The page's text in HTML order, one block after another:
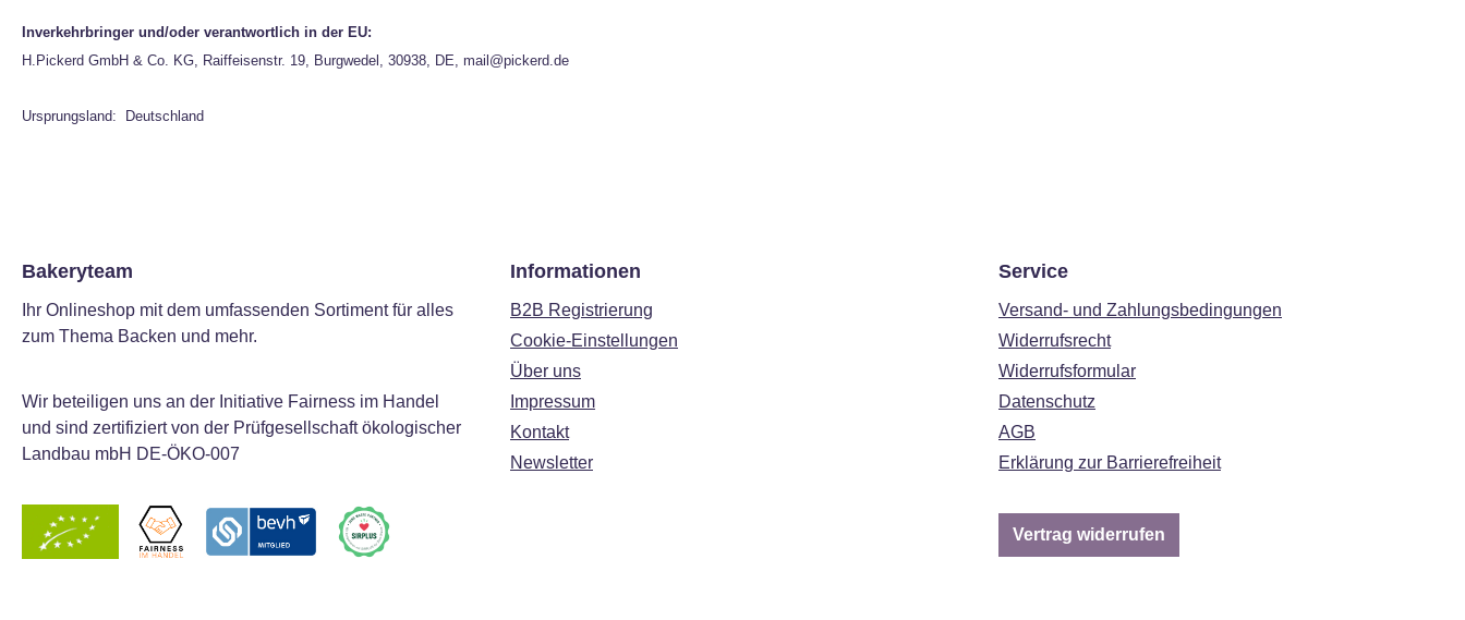
Inverkehrbringer und/oder verantwortlich in der EU:
H.Pickerd GmbH & Co. KG, Raiffeisenstr. 19, Burgwedel, 30938, DE, mail@pickerd.de
Ursprungsland: Deutschland
Bakeryteam
Ihr Onlineshop mit dem umfassenden Sortiment für alles
zum Thema Backen und mehr.
Wir beteiligen uns an der Initiative Fairness im Handel
und sind zertifiziert von der Prüfgesellschaft ökologischer
Landbau mbH DE-ÖKO-007
Informationen
B2B Registrierung
Cookie-Einstellungen
Über uns
Impressum
Kontakt
Newsletter
Service
Versand- und Zahlungsbedingungen
Widerrufsrecht
Widerrufsformular
Datenschutz
AGB
Erklärung zur Barrierefreiheit
Vertrag widerrufen